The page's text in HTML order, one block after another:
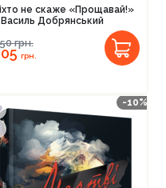
не скаже «Прощавай!»
Добрянський
грн.
грн.
-10%